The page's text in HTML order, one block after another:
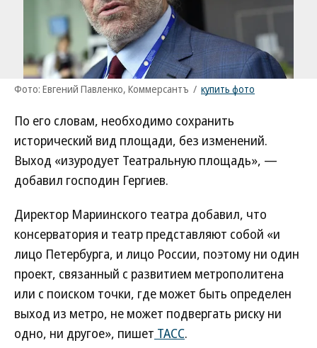
Фото: Евгений Павленко, Коммерсантъ / купить фото
По его словам, необходимо сохранить
исторический вид площади, без изменений.
Выход «изуродует Театральную площадь», —
добавил господин Гергиев.
Директор Мариинского театра добавил, что
консерватория и театр представляют собой «и
лицо Петербурга, и лицо России, поэтому ни один
проект, связанный с развитием метрополитена
или с поиском точки, где может быть определен
выход из метро, не может подвергать риску ни
одно, ни другое», пишет ТАСС.